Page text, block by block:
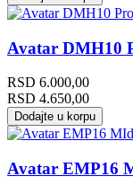
Avatar DMH10
RSD 6.000,00
RSD 4.650,00
Dodajte u korpu
Avatar EMP16